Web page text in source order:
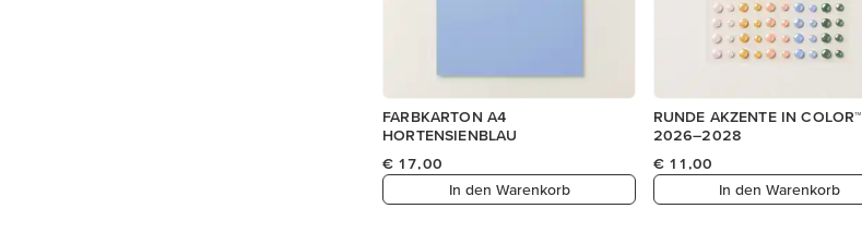
FARBKARTON A4
HORTENSIENBLAU
€ 17,00
In den Warenkorb
RUNDE AKZENTE IN COLOR™
2026–2028
€ 11,00
In den Warenkorb